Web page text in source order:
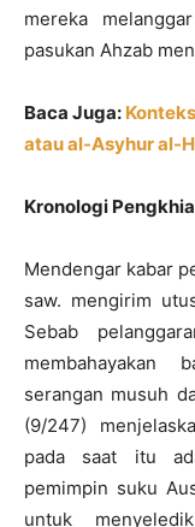
mereka
pasukan Ahzab
Baca Juga:
atau al-Asyhur al-
Kronologi
Mendengar kabar
saw. mengirim
Sebab
membahayakan
serangan musuh
(9/247)
pada saat itu
pemimpin suku
untuk